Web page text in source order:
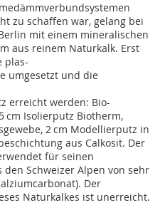
zu schaffen war, gelang bei
mit einem mineralischen
aus reinem Naturkalk. Erst
plas-
umgesetzt und die
erreicht werden: Bio-
cm Isolierputz Biotherm,
2 cm Modellierputz in
aus Calkosit. Der
für seinen
Schweizer Alpen von sehr
Der
Naturkalkes ist unerreicht.